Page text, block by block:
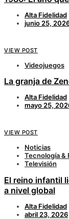
Alta Fidelidad
junio 25,
VIEW POST
Videojuegos
La granja de
Alta Fidelidad
mayo 25,
VIEW POST
Noticias
Tecnología &
Televisión
El reino infantil
a nivel global
Alta Fidelidad
abril 23, 2026